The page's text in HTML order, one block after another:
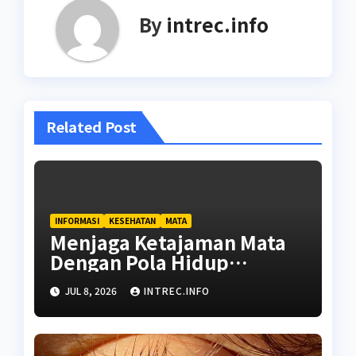
By intrec.info
Related Post
INFORMASI KESEHATAN MATA
Menjaga Ketajaman Mata
Dengan Pola Hidup
Berkualitas Berkelanjutan
JUL 8, 2026 INTREC.INFO